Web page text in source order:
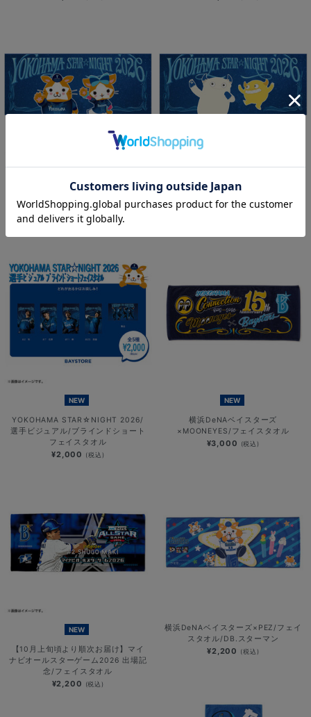
YOKOHAMA STAR☆NIGHT 2026/
フェイスタオル/DB.スターマン＆DB.
キララ
¥2,200 (税込)
YOKOHAMA STAR☆NIGHT 2026/
フェイスタオル/BART＆CHAPY
NEW
YOKOHAMA STAR☆NIGHT 2026/
選手ビジュアル/ブラインドショート
フェイスタオル
¥2,000 (税込)
NEW
横浜DeNAベイスターズ
×MOONEYES/フェイスタオル
¥3,000 (税込)
NEW
【10月上旬頃より順次お届け】マイ
ナビオールスターゲーム2026 出場記
念/フェイスタオル
¥2,200 (税込)
横浜DeNAベイスターズ×PEZ/フェイ
スタオル/DB.スターマン
¥2,200 (税込)